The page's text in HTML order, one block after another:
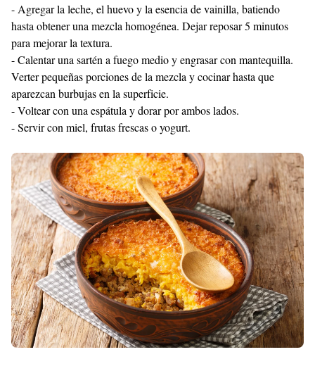
- Agregar la leche, el huevo y la esencia de vainilla, batiendo
hasta obtener una mezcla homogénea. Dejar reposar 5 minutos
para mejorar la textura.
- Calentar una sartén a fuego medio y engrasar con mantequilla.
Verter pequeñas porciones de la mezcla y cocinar hasta que
aparezcan burbujas en la superficie.
- Voltear con una espátula y dorar por ambos lados.
- Servir con miel, frutas frescas o yogurt.